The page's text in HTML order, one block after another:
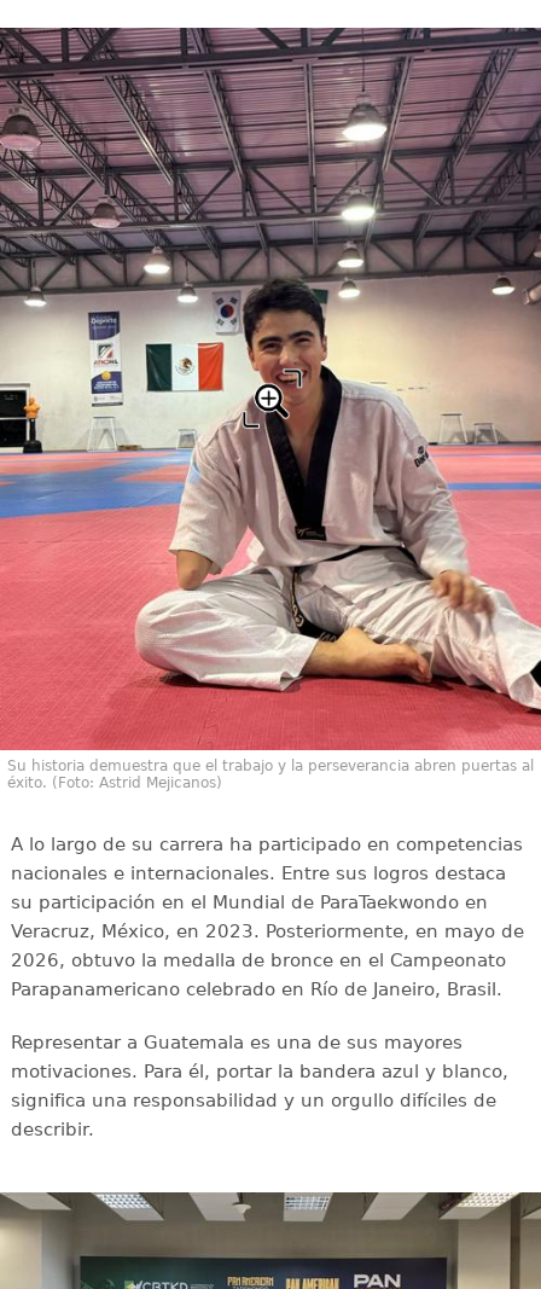
Su historia demuestra que el trabajo y la perseverancia abren puertas al
éxito. (Foto: Astrid Mejicanos)
A lo largo de su carrera ha participado en competencias
nacionales e internacionales. Entre sus logros destaca
su participación en el Mundial de ParaTaekwondo en
Veracruz, México, en 2023. Posteriormente, en mayo de
2026, obtuvo la medalla de bronce en el Campeonato
Parapanamericano celebrado en Río de Janeiro, Brasil.
Representar a Guatemala es una de sus mayores
motivaciones. Para él, portar la bandera azul y blanco,
significa una responsabilidad y un orgullo difíciles de
describir.